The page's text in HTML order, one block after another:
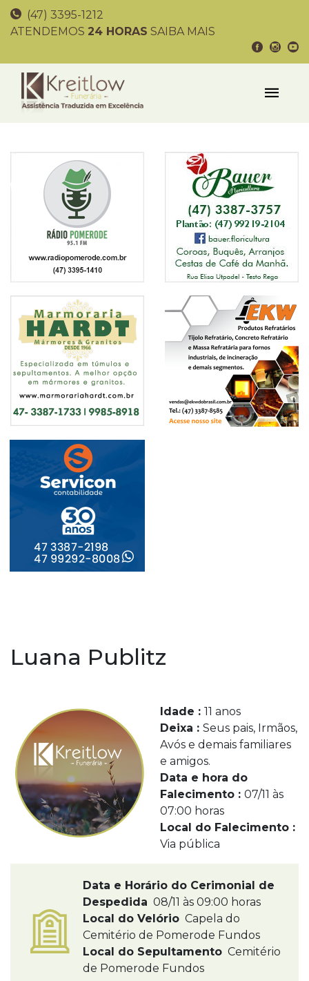
(47) 3395-1212
ATENDEMOS 24 HORAS SAIBA MAIS
Luana Publitz
Idade : 11 anos
Deixa : Seus pais, Irmãos,
Avós e demais familiares
e amigos.
Data e hora do
Falecimento : 07/11 às
07:00 horas
Local do Falecimento :
Via pública
Data e Horário do Cerimonial de
Despedida 08/11 às 09:00 horas
Local do Velório Capela do
Cemitério de Pomerode Fundos
Local do Sepultamento Cemitério
de Pomerode Fundos